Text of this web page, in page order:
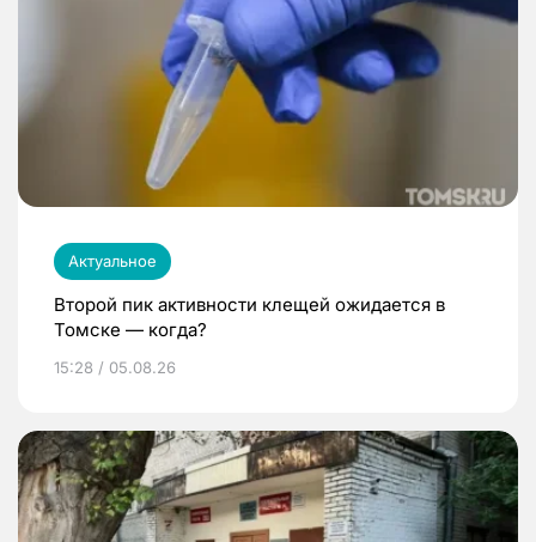
Актуальное
Второй пик активности клещей ожидается в
Томске — когда?
15:28 / 05.08.26